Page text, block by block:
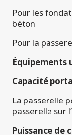
Pour les
béton
Pour la
Équipements
Capacité
La passerelle
passerelle sur
Puissance de